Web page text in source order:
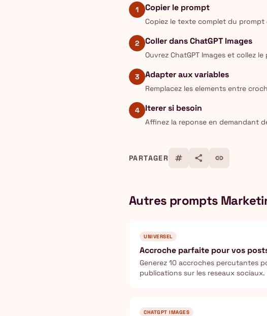
1 Copier le prompt
Copiez le texte complet du
2 Coller dans ChatGPT Images
Ouvrez ChatGPT Images et collez
3 Adapter aux variables
Remplacez les elements entre
4 Iterer si besoin
Affinez la reponse en demandant
PARTAGER tag share link
Autres prompts
UNIVERSEL
Accroche parfaite pour vos
Generez 10 accroches percutantes
publications sur les reseaux
CHATGPT IMAGES